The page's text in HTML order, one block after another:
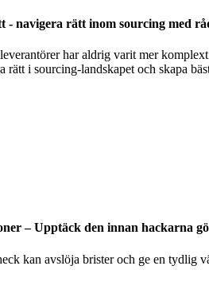
navigera rätt inom sourcing med
har aldrig varit mer
i sourcing-landskapet och skapa
– Upptäck den innan hackarna
kan avslöja brister och ge en tydlig